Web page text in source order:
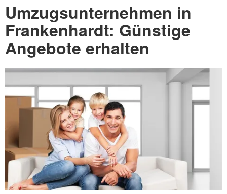
Umzugsunternehmen in
Frankenhardt: Günstige
Angebote erhalten